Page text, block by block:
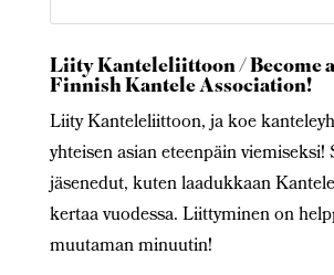
Liity Kanteleliittoon / Become
Finnish Kantele Association!
Liity Kanteleliittoon, ja koe
yhteisen asian eteenpäin viemiseksi!
jäsenedut, kuten laadukkaan
kertaa vuodessa. Liittyminen on
muutaman minuutin!